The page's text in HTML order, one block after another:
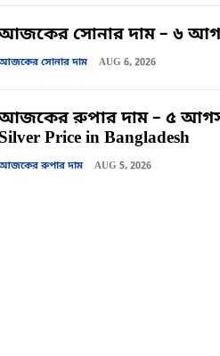
সোনার দাম – ৬
সোনার দাম AUG 6, 2026
রুপার দাম – ৫
Price in Bangladesh
রুপার দাম AUG 5, 2026